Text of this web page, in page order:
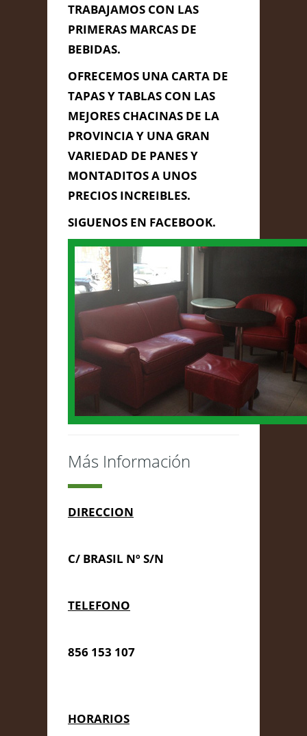
TRABAJAMOS CON LAS
PRIMERAS MARCAS DE
BEBIDAS.
OFRECEMOS UNA CARTA DE
TAPAS Y TABLAS CON LAS
MEJORES CHACINAS DE LA
PROVINCIA Y UNA GRAN
VARIEDAD DE PANES Y
MONTADITOS A UNOS
PRECIOS INCREIBLES.
SIGUENOS EN FACEBOOK.
Más Información
DIRECCION
C/ BRASIL Nº S/N
TELEFONO
856 153 107
HORARIOS
Contacta con Nosotros
Enviar Mensaje